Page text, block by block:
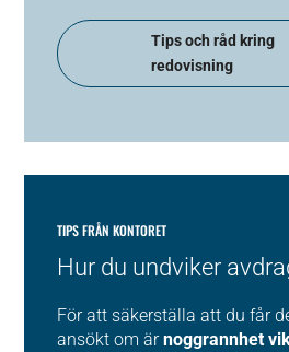
Tips och råd kring
redovisning
TIPS FRÅN KONTORET
Hur du undviker
För att säkerställa att du får
ansökt om ärnoggrannhet